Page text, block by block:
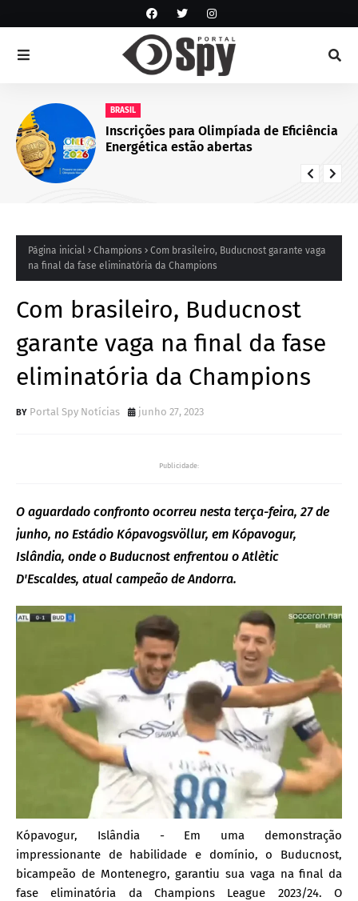
BRASIL
Inscrições para Olimpíada de Eficiência
Energética estão abertas
Página inicial Champions
Com brasileiro, Buducnost garante vaga
na final da fase eliminatória da Champions
Com brasileiro, Buducnost
garante vaga na final da fase
eliminatória da Champions
Portal Spy Notícias junho 27, 2023
Publicidade:
O aguardado confronto ocorreu nesta terça-feira, 27 de
junho, no Estádio Kópavogsvöllur, em Kópavogur,
Islândia, onde o Buducnost enfrentou o Atlètic
D'Escaldes, atual campeão de Andorra.
Kópavogur, Islândia - Em uma demonstração
impressionante de habilidade e domínio, o Buducnost,
bicampeão de Montenegro, garantiu sua vaga na final da
fase eliminatória da Champions League 2023/24. O